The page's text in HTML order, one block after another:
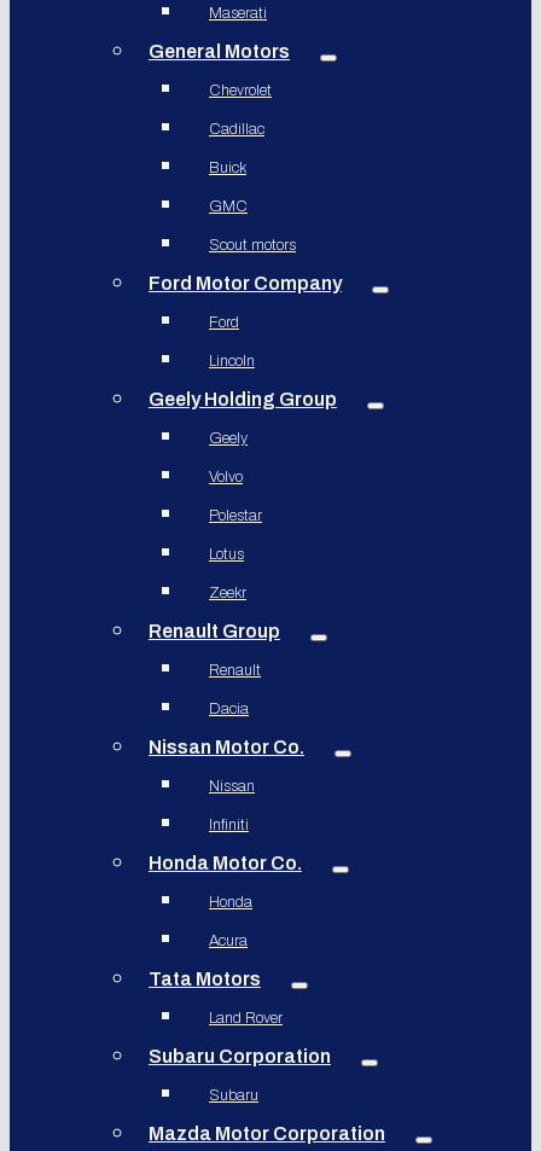
Maserati
General Motors
Chevrolet
Cadillac
Buick
GMC
Scout motors
Ford Motor Company
Ford
Lincoln
Geely Holding Group
Geely
Volvo
Polestar
Lotus
Zeekr
Renault Group
Renault
Dacia
Nissan Motor Co.
Nissan
Infiniti
Honda Motor Co.
Honda
Acura
Tata Motors
Land Rover
Subaru Corporation
Subaru
Mazda Motor Corporation